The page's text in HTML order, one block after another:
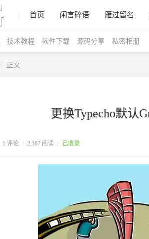
首页 闲言碎语 雁过留名
技术教程 软件下载 源码分享 私密相册
/ 正文
更换Typecho默认
1 评论 / 2,367 阅读 / 已收录